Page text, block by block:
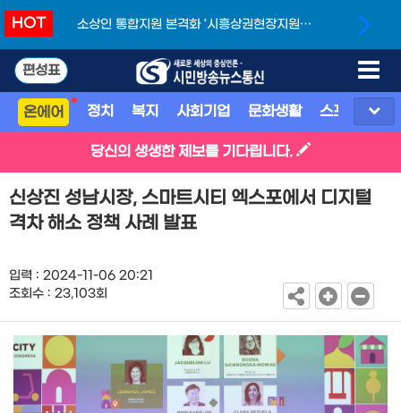
HOT
소상인 통합지원 본격화 ‘시흥상권현장지원단’
편성표
온에어 정치 복지 사회기업 문화생활 스포츠 지
당신의 생생한 제보를 기다립니다.
신상진 성남시장, 스마트시티 엑스포에서 디지털
격차 해소 정책 사례 발표
입력 : 2024-11-06 20:21
조회수 : 23,103회